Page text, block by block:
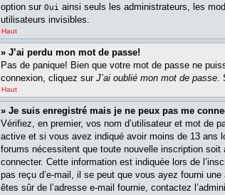
option sur Oui ainsi seuls les administrateurs, les
utilisateurs invisibles.
Haut
» J’ai perdu mon mot de passe!
Pas de panique! Bien que votre mot de passe ne
connexion, cliquez sur J’ai oublié mon mot de passe.
Haut
» Je suis enregistré mais je ne peux pas me
Vérifiez, en premier, vos nom d’utilisateur et mot de
active et si vous avez indiqué avoir moins de 13 ans
forums nécessitent que toute nouvelle inscription
connecter. Cette information est indiquée lors de
pas reçu d’e-mail, il se peut que vous ayez fourni
êtes sûr de l’adresse e-mail fournie, contactez